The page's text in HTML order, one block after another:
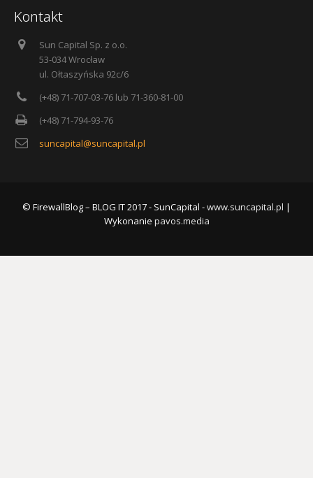
Kontakt
Sun Capital Sp. z o.o.
53-034 Wrocław
ul. Ołtaszyńska 92c/6
(+48) 71-707-03-76 lub 71-360-81-00
(+48) 71-794-93-76
suncapital@suncapital.pl
© FirewallBlog – BLOG IT 2017 - SunCapital -www.suncapital.pl |
Wykonanie pavos.media